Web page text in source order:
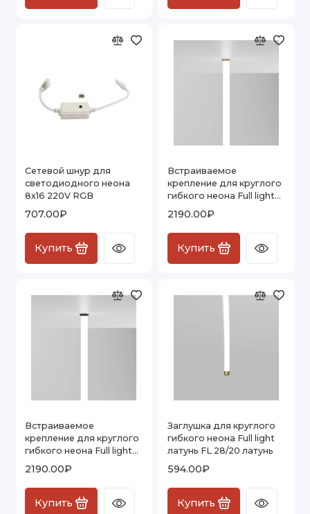
Сетевой шнур для
светодиодного неона
8х16 220V RGB
707.00₽
Купить
Встраиваемое
крепление для круглого
гибкого неона Full light
2190.00₽
Купить
Встраиваемое
крепление для круглого
гибкого неона Full light
2190.00₽
Купить
Заглушка для круглого
гибкого неона Full light
латунь FL 28/20 латунь
594.00₽
Купить